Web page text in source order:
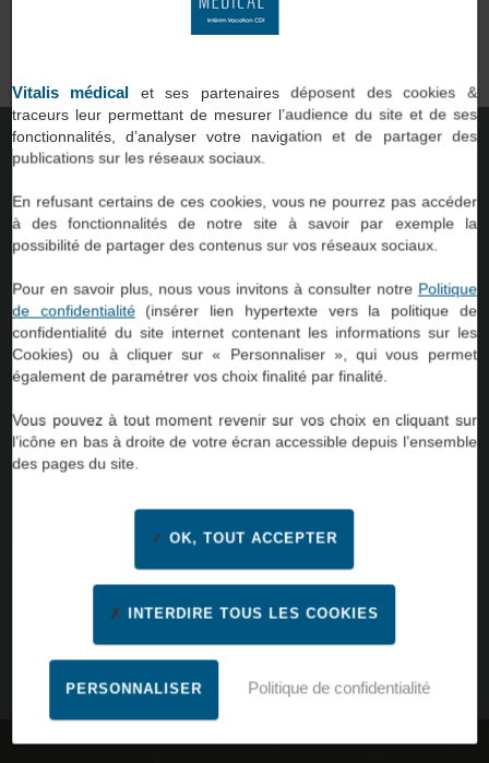
professionnels du paramédical et du social, comme vous, avec
des établissements de santé ou d’accompagnement.
54
TROUVER UNE AGENCE
Par ville, code postal, nom d’agence
Vitalis médical et ses partenaires déposent des cookies &
traceurs leur permettant de mesurer l’audience du site et de ses
fonctionnalités, d’analyser votre navigation et de partager des
publications sur les réseaux sociaux.
En refusant certains de ces cookies, vous ne pourrez pas accéder
à des fonctionnalités de notre site à savoir par exemple la
possibilité de partager des contenus sur vos réseaux sociaux.
Pour en savoir plus, nous vous invitons à consulter notre Politique
de confidentialité(insérer lien hypertexte vers la politique de
confidentialité du site internet contenant les informations sur les
Cookies) ou à cliquer sur « Personnaliser », qui vous permet
également de paramétrer vos choix finalité par finalité.
Vous pouvez à tout moment revenir sur vos choix en cliquant sur
l’icône en bas à droite de votre écran accessible depuis l’ensemble
des pages du site.
OK, TOUT ACCEPTER
INTERDIRE TOUS LES COOKIES
PERSONNALISER Politique de confidentialité